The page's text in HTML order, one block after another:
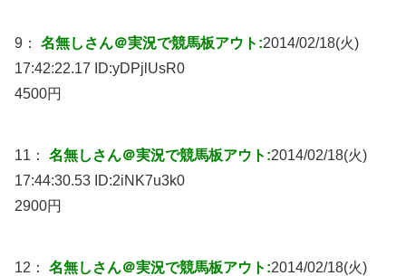
9： 名無しさん＠実況で競馬板アウト:2014/02/18(火)
17:42:22.17 ID:yDPjlUsR0
4500円
11： 名無しさん＠実況で競馬板アウト:2014/02/18(火)
17:44:30.53 ID:2iNK7u3k0
2900円
12： 名無しさん＠実況で競馬板アウト:2014/02/18(火)